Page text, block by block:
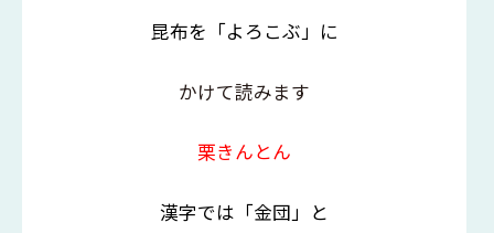
昆布を「よろこぶ」に
かけて読みます
栗きんとん
漢字では「金団」と